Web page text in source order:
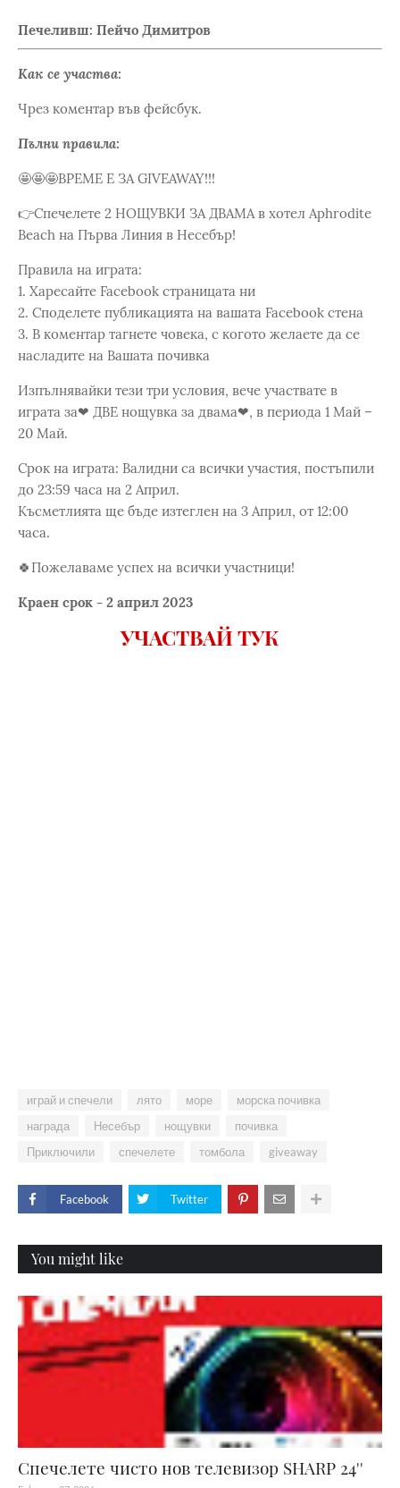
Печеливш: Пейчо Димитров
Как се участва:
Чрез коментар във фейсбук.
Пълни правила:
🤩🤩🤩ВРЕМЕ Е ЗА GIVEAWAY!!!
👉Спечелете 2 НОЩУВКИ ЗА ДВАМА в хотел Aphrodite
Beach на Първа Линия в Несебър!
Правила на играта:
1. Харесайте Facebook страницата ни
2. Споделете публикацията на вашата Facebook стена
3. В коментар тагнете човека, с когото желаете да се
насладите на Вашата почивка
Изпълнявайки тези три условия, вече участвате в
играта за❤ ДВЕ нощувка за двама❤, в периода 1 Май –
20 Май.
Срок на играта: Валидни са всички участия, постъпили
до 23:59 часа на 2 Април.
Късметлията ще бъде изтеглен на 3 Април, от 12:00
часа.
🍀Пожелаваме успех на всички участници!
Краен срок - 2 април 2023
УЧАСТВАЙ ТУК
играй и спечели лято море
морска почивка
награда
Несебър нощувки
почивка
Приключили
спечелете томбола giveaway
Facebook Twitter
You might like
Спечелете чисто нов телевизор SHARP 24''